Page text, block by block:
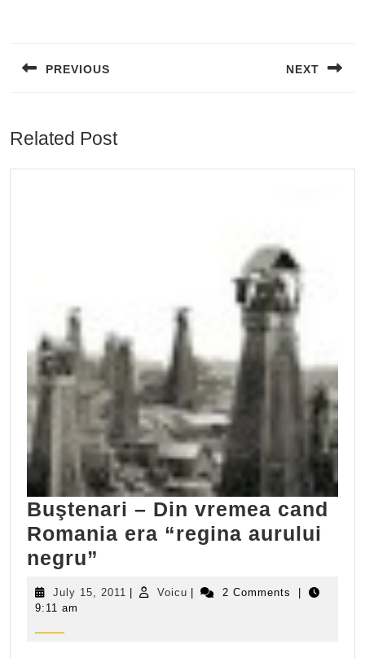
PREVIOUS NEXT
Related Post
Buştenari – Din vremea cand
Romania era “regina aurului
negru”
Din
July 15, 2011 July
Voicu Voicu 2 Comments
9:11 am